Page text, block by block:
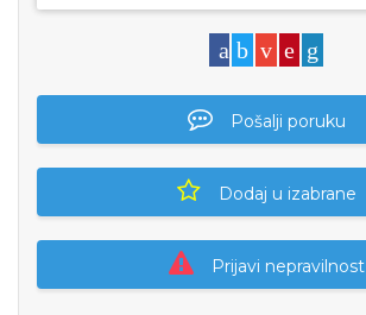
Pošalji poruku
Dodaj u izabrane
Prijavi nepravilnost